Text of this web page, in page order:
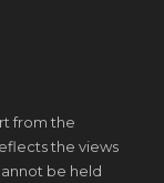
from the
the views
be held